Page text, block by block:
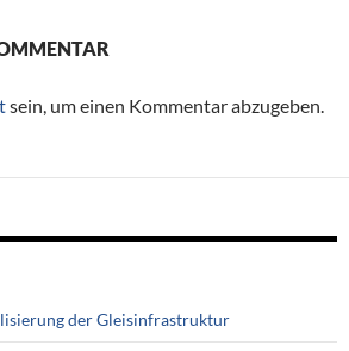
sein, um einen Kommentar abzugeben.
der Gleisinfrastruktur